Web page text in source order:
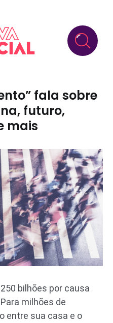
fala sobre
futuro,
mais
bilhões por causa
milhões de
entre sua casa e o